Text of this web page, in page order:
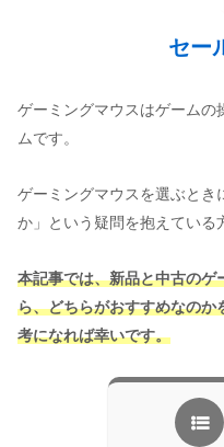
セー
ゲーミングマウスはゲームの
ムです。
ゲーミングマウスを選ぶとき
か」という疑問を抱えている
本記事では、新品と中古のゲ
ら、どちらがおすすめなのか
考になれば幸いです。